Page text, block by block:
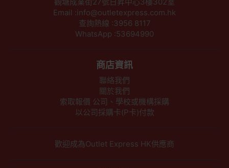
Email :info@outletexpress.com.hk
查詢熱線 :3956 8117
WhatsApp :53694990
商店資訊
聯絡我們
關於我們
索取報價 公司、學校或機構採購
以公司採購卡(P卡)付款
歡迎成為Outlet Express HK供應商